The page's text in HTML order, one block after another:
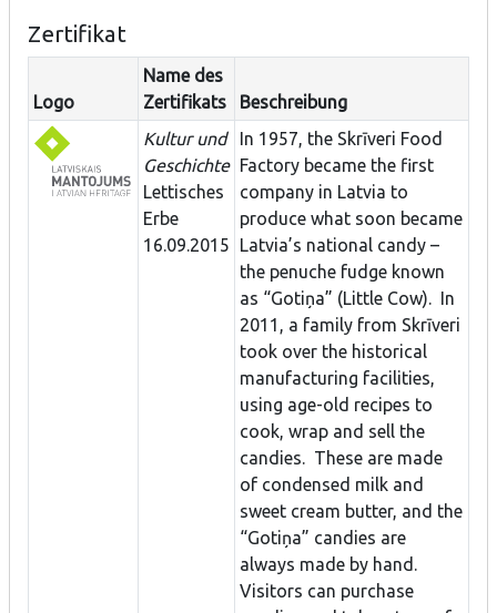
Zertifikat
Logo
Name des
Zertifikats
Beschreibung
Kultur und
Geschichte
Lettisches
Erbe
16.09.2015
In 1957, the Skrīveri Food
Factory became the first
company in Latvia to
produce what soon became
Latvia’s national candy –
the penuche fudge known
as “Gotiņa” (Little Cow). In
2011, a family from Skrīveri
took over the historical
manufacturing facilities,
using age-old recipes to
cook, wrap and sell the
candies. These are made
of condensed milk and
sweet cream butter, and the
“Gotiņa” candies are
always made by hand.
Visitors can purchase